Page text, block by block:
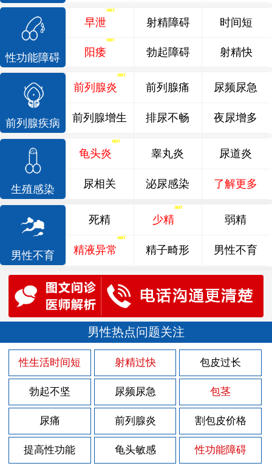
性功能障碍
早泄
阳痿
射精障碍
勃起障碍
时间短
射精快
前列腺疾病
前列腺炎 前列腺痛 尿频尿急
前列腺增生 排尿不畅 夜尿增多
生殖感染
龟头炎 睾丸炎 尿道炎
尿相关 泌尿感染 了解更多
男性不育
死精 少精 弱精
精液异常 精子畸形 男性不育
男性热点问题关注
性生活时间短 射精过快 包皮过长
勃起不坚 尿频尿急 包茎
尿痛 前列腺炎 割包皮价格
提高性功能 龟头敏感 性功能障碍